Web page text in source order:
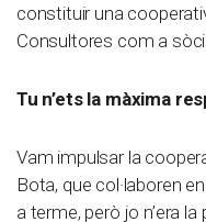
constituir una
Consultores com a
Tu n’ets la màxima
Vam impulsar la
Bota, que col·laboren
a terme, però jo n’era